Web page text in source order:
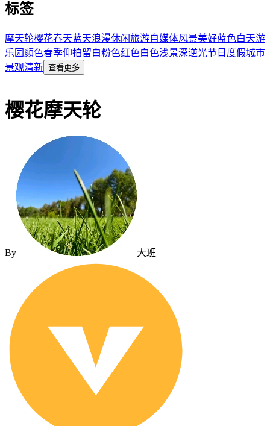
标签
摩天轮樱花春天蓝天浪漫休闲旅游自媒体风景美好蓝色白天游
乐园 颜色春季仰拍留白粉色红色白色浅景深逆光节日 度假城市
景观清新 查看更多
樱花摩天轮
By 大班